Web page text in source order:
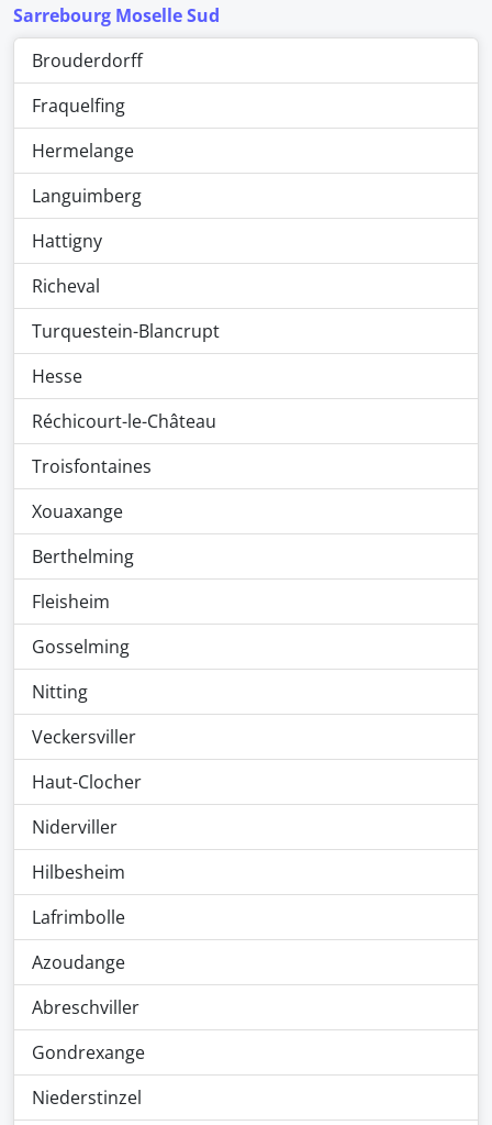
Sarrebourg Moselle Sud
Brouderdorff
Fraquelfing
Hermelange
Languimberg
Hattigny
Richeval
Turquestein-Blancrupt
Hesse
Réchicourt-le-Château
Troisfontaines
Xouaxange
Berthelming
Fleisheim
Gosselming
Nitting
Veckersviller
Haut-Clocher
Niderviller
Hilbesheim
Lafrimbolle
Azoudange
Abreschviller
Gondrexange
Niederstinzel